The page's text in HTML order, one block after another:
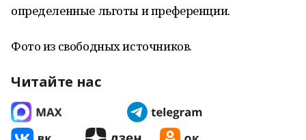
определенные льготы и преференции.
Фото из свободных источников.
Читайте нас